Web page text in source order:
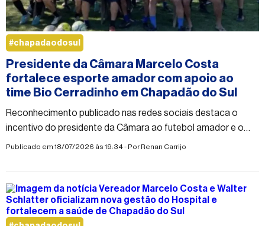
Presidente da Câmara Marcelo Costa
fortalece esporte amador com apoio ao
time Bio Cerradinho em Chapadão do Sul
Reconhecimento publicado nas redes sociais destaca o
incentivo do presidente da Câmara ao futebol amador e o
fortalecimento das equipes do município.
Publicado em 18/07/2026 às 19:34 - PorRenan Carrijo
#chapadaodosul